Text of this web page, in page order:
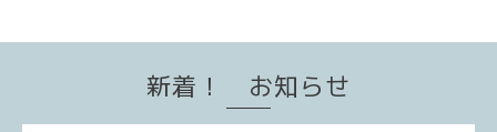
新着！ お知らせ